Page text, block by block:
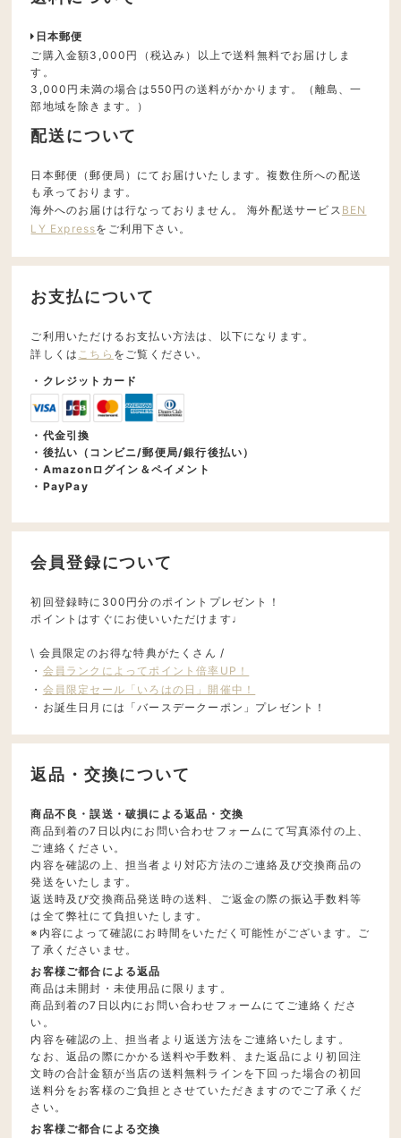
日本郵便
ご購入金額3,000円（税込み）以上で送料無料でお届けしま
す。
3,000円未満の場合は550円の送料がかかります。（離島、一
部地域を除きます。）
配送について
日本郵便（郵便局）にてお届けいたします。複数住所への配送
も承っております。
海外へのお届けは行なっておりません。 海外配送サービス BEN
LY Expressをご利用下さい。
お支払について
ご利用いただけるお支払い方法は、以下になります。
詳しくは こちら をご覧ください。
・クレジットカード
・代金引換
・後払い（コンビニ/郵便局/銀行後払い）
・Amazonログイン＆ペイメント
・PayPay
会員登録について
初回登録時に300円分のポイントプレゼント！
ポイントはすぐにお使いいただけます♩
\ 会員限定のお得な特典がたくさん /
・ 会員ランクによってポイント倍率UP！
・ 会員限定セール「いろはの日」開催中！
・お誕生日月には「バースデークーポン」プレゼント！
返品・交換について
商品不良・誤送・破損による返品・交換
商品到着の7日以内にお問い合わせフォームにて写真添付の上、
ご連絡ください。
内容を確認の上、担当者より対応方法のご連絡及び交換商品の
発送をいたします。
返送時及び交換商品発送時の送料、ご返金の際の振込手数料等
は全て弊社にて負担いたします。
※内容によって確認にお時間をいただく可能性がございます。ご
了承くださいませ。
お客様ご都合による返品
商品は未開封・未使用品に限ります。
商品到着の7日以内にお問い合わせフォームにてご連絡くださ
い。
内容を確認の上、担当者より返送方法をご連絡いたします。
なお、返品の際にかかる送料や手数料、また返品により初回注
文時の合計金額が当店の送料無料ラインを下回った場合の初回
送料分をお客様のご負担とさせていただきますのでご了承くだ
さい。
お客様ご都合による交換